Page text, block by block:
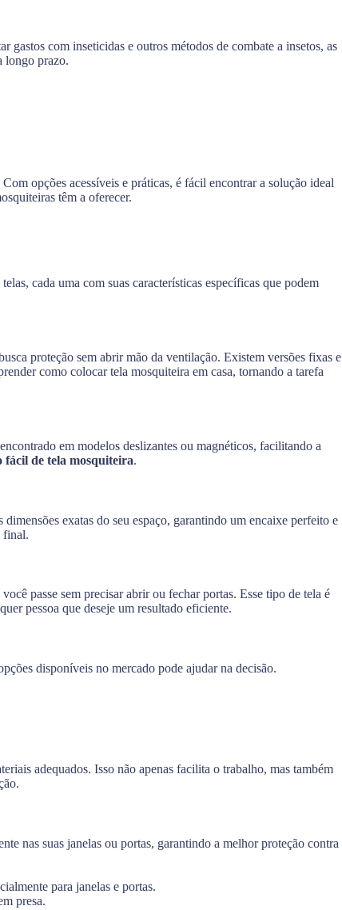
gastos com inseticidas e outros métodos de combate a insetos, as
longo prazo.
opções acessíveis e práticas, é fácil encontrar a solução ideal
têm a oferecer.
cada uma com suas características específicas que podem
proteção sem abrir mão da ventilação. Existem versões fixas e
como colocar tela mosquiteira em casa, tornando a tarefa
em modelos deslizantes ou magnéticos, facilitando a
fácil de tela mosquiteira.
exatas do seu espaço, garantindo um encaixe perfeito e
final.
passe sem precisar abrir ou fechar portas. Esse tipo de tela é
pessoa que deseje um resultado eficiente.
disponíveis no mercado pode ajudar na decisão.
adequados. Isso não apenas facilita o trabalho, mas também
nas suas janelas ou portas, garantindo a melhor proteção contra
para janelas e portas.
presa.